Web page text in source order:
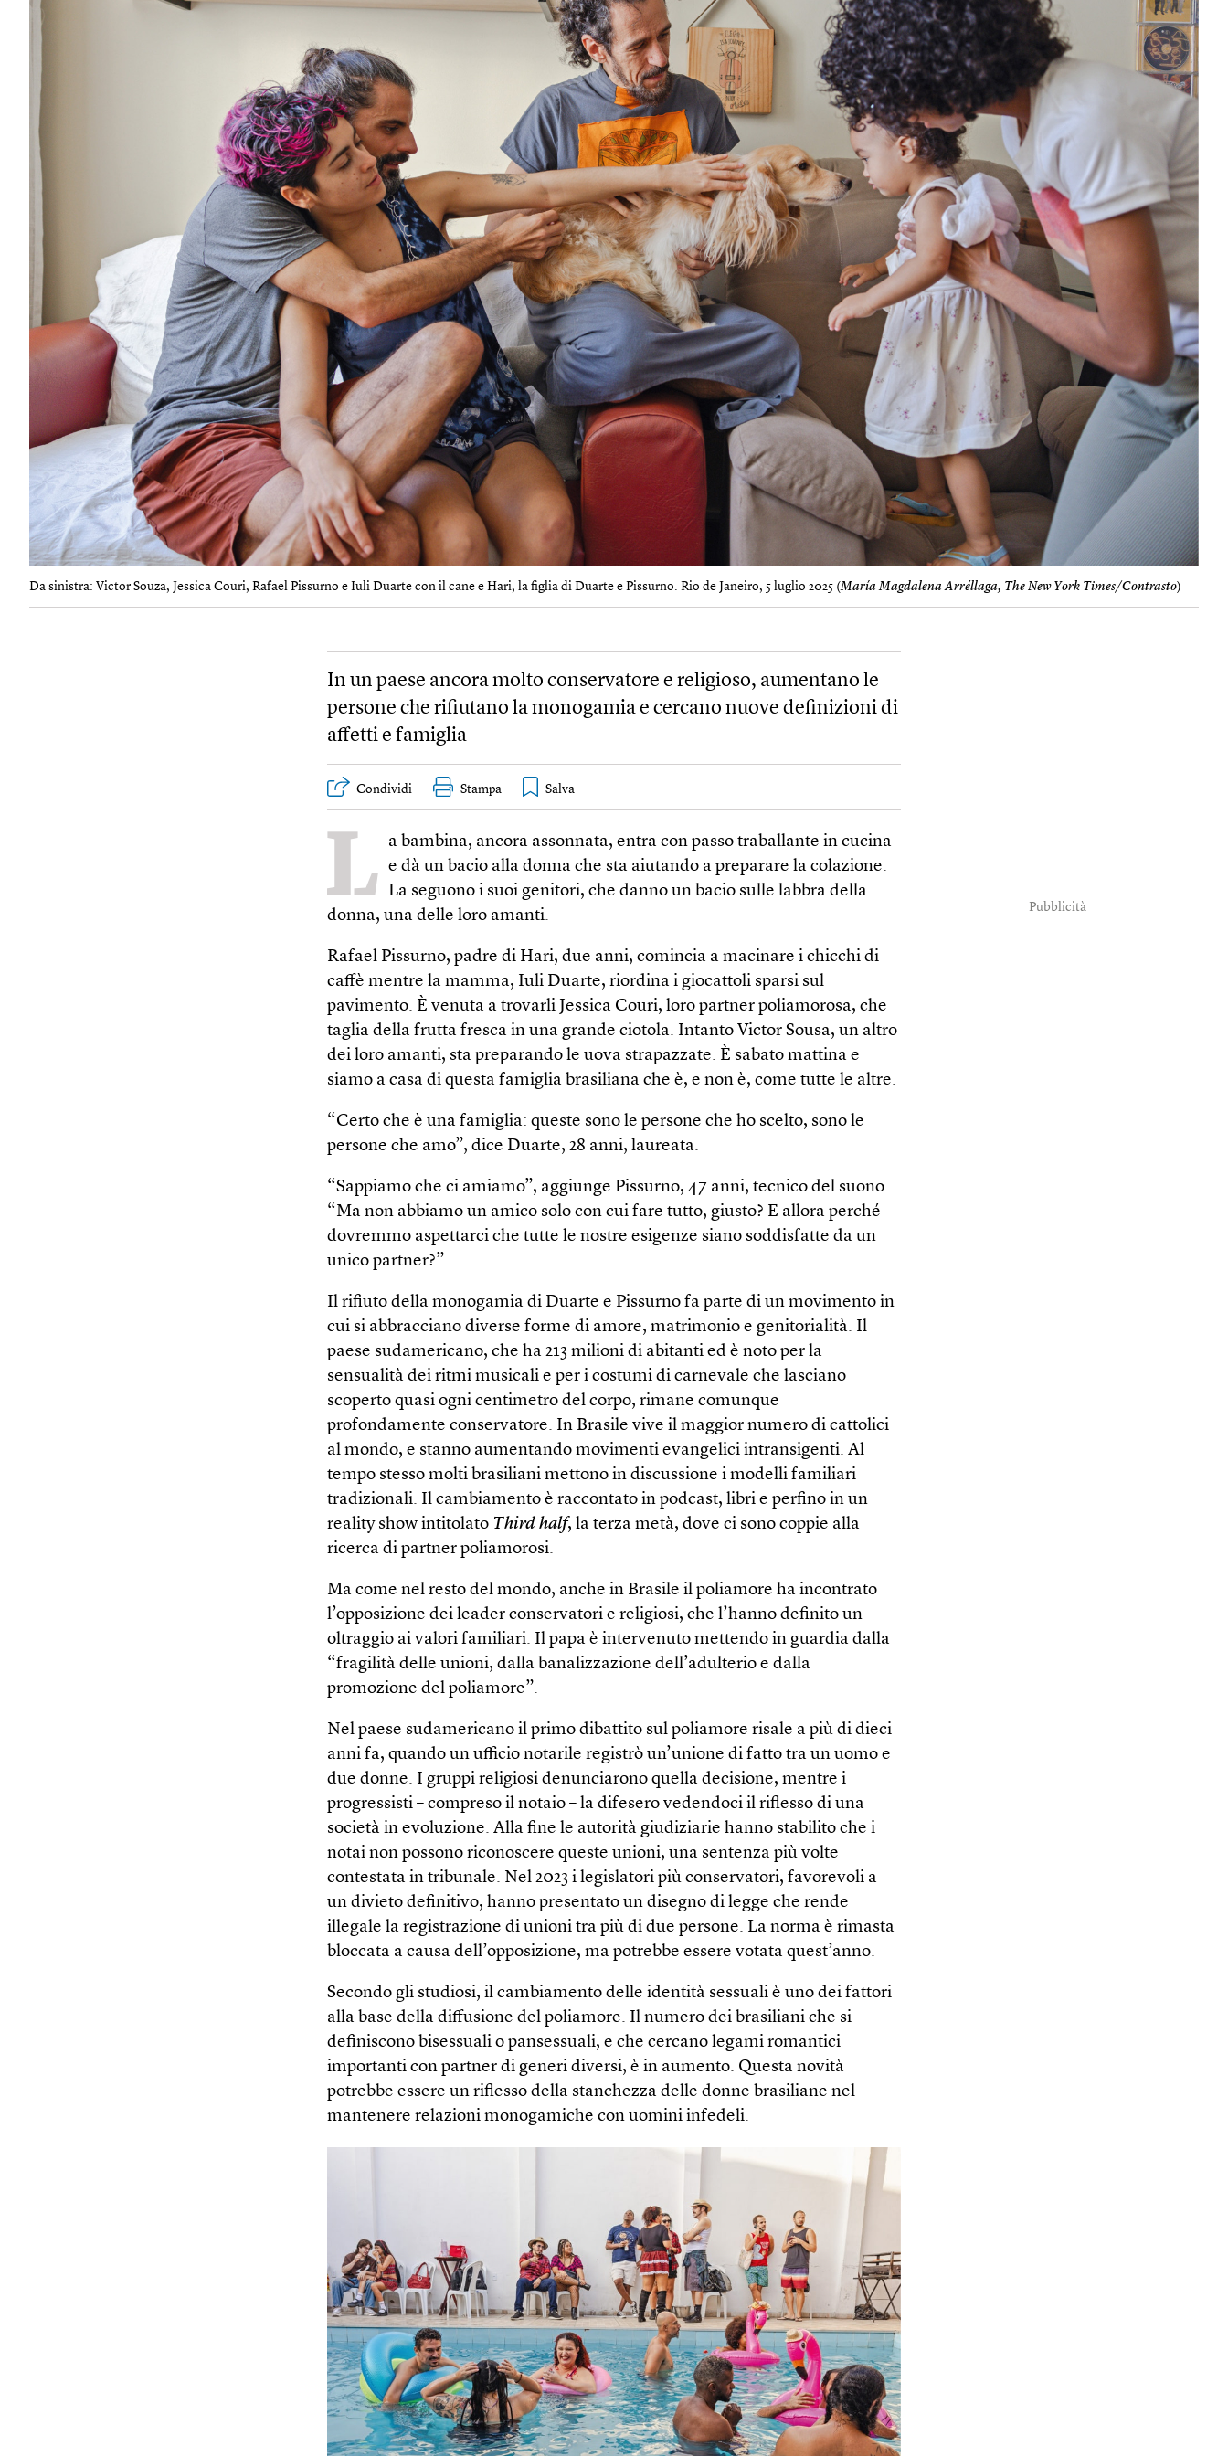
Da sinistra: Victor Souza, Jessica Couri, Rafael Pissurno e Iuli Duarte con il cane e Hari, la figlia di Duarte e Pissurno. Rio de Janeiro, 5 luglio 2025 (María Magdalena Arréllaga, The New York Times/Contrasto)
In un paese ancora molto conservatore e religioso, aumentano le
persone che rifiutano la monogamia e cercano nuove definizioni di
affetti e famiglia
Condividi Stampa
L
a bambina, ancora assonnata, entra con passo traballante in cucina
e dà un bacio alla donna che sta aiutando a preparare la colazione.
La seguono i suoi genitori, che danno un bacio sulle labbra della
donna, una delle loro amanti.
Rafael Pissurno, padre di Hari, due anni, comincia a macinare i chicchi di
caffè mentre la mamma, Iuli Duarte, riordina i giocattoli sparsi sul
pavimento. È venuta a trovarli Jessica Couri, loro partner poliamorosa, che
taglia della frutta fresca in una grande ciotola. Intanto Victor Sousa, un altro
dei loro amanti, sta preparando le uova strapazzate. È sabato mattina e
siamo a casa di questa famiglia brasiliana che è, e non è, come tutte le altre.
“Certo che è una famiglia: queste sono le persone che ho scelto, sono le
persone che amo”, dice Duarte, 28 anni, laureata.
“Sappiamo che ci amiamo”, aggiunge Pissurno, 47 anni, tecnico del suono.
“Ma non abbiamo un amico solo con cui fare tutto, giusto? E allora perché
dovremmo aspettarci che tutte le nostre esigenze siano soddisfatte da un
unico partner?”.
Il rifiuto della monogamia di Duarte e Pissurno fa parte di un movimento in
cui si abbracciano diverse forme di amore, matrimonio e genitorialità. Il
paese sudamericano, che ha 213 milioni di abitanti ed è noto per la
sensualità dei ritmi musicali e per i costumi di carnevale che lasciano
scoperto quasi ogni centimetro del corpo, rimane comunque
profondamente conservatore. In Brasile vive il maggior numero di cattolici
al mondo, e stanno aumentando movimenti evangelici intransigenti. Al
tempo stesso molti brasiliani mettono in discussione i modelli familiari
tradizionali. Il cambiamento è raccontato in podcast, libri e perfino in un
reality show intitolato Third half, la terza metà, dove ci sono coppie alla
ricerca di partner poliamorosi.
Ma come nel resto del mondo, anche in Brasile il poliamore ha incontrato
l’opposizione dei leader conservatori e religiosi, che l’hanno definito un
oltraggio ai valori familiari. Il papa è intervenuto mettendo in guardia dalla
“fragilità delle unioni, dalla banalizzazione dell’adulterio e dalla
promozione del poliamore”.
Nel paese sudamericano il primo dibattito sul poliamore risale a più di dieci
anni fa, quando un ufficio notarile registrò un’unione di fatto tra un uomo e
due donne. I gruppi religiosi denunciarono quella decisione, mentre i
progressisti – compreso il notaio – la difesero vedendoci il riflesso di una
società in evoluzione. Alla fine le autorità giudiziarie hanno stabilito che i
notai non possono riconoscere queste unioni, una sentenza più volte
contestata in tribunale. Nel 2023 i legislatori più conservatori, favorevoli a
un divieto definitivo, hanno presentato un disegno di legge che rende
illegale la registrazione di unioni tra più di due persone. La norma è rimasta
bloccata a causa dell’opposizione, ma potrebbe essere votata quest’anno.
Secondo gli studiosi, il cambiamento delle identità sessuali è uno dei fattori
alla base della diffusione del poliamore. Il numero dei brasiliani che si
definiscono bisessuali o pansessuali, e che cercano legami romantici
importanti con partner di generi diversi, è in aumento. Questa novità
potrebbe essere un riflesso della stanchezza delle donne brasiliane nel
mantenere relazioni monogamiche con uomini infedeli.
Pubblicità